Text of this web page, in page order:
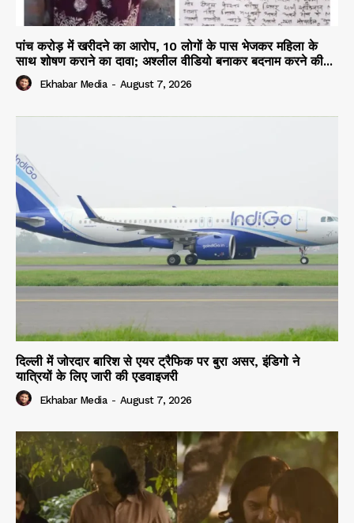
पांच करोड़ में खरीदने का आरोप, 10 लोगों के पास भेजकर महिला के
साथ शोषण कराने का दावा; अश्लील वीडियो बनाकर बदनाम करने की...
Ekhabar Media - August 7, 2026
दिल्ली में जोरदार बारिश से एयर ट्रैफिक पर बुरा असर, इंडिगो ने
यात्रियों के लिए जारी की एडवाइजरी
Ekhabar Media - August 7, 2026